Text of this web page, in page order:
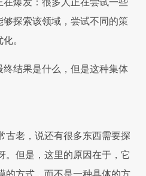
探索该领域，尝试不同的策
。
终结果是什么，但是这种集体
古老，说还有很多东西需要探
。但是，这里的原因在于，它
的方式，而不是一种具体的方